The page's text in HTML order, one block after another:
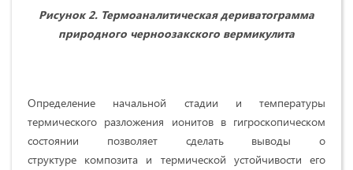
Рисунок 2. Термoаналитическая дериватограмма
природного черноозакского вермикулита
Определение начальной стадии и температуры
термического разложения ионитов в гигроскопическом
состоянии позволяет сделать выводы о
структуре композита и термической устойчивости его